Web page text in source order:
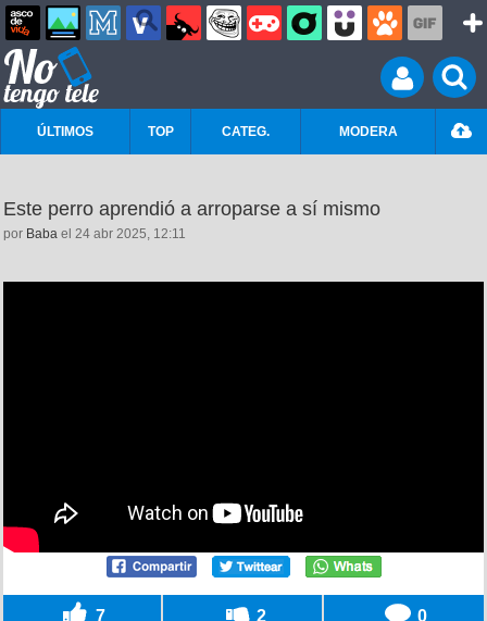
ÚLTIMOS TOP CATEG. MODERA
Este perro aprendió a arroparse a sí mismo
por Baba el 24 abr 2025, 12:11
7 2 0